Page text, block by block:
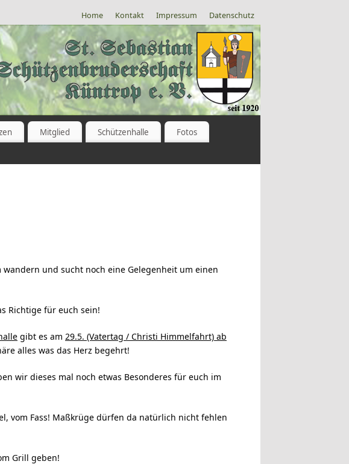
Home Kontakt Impressum Datenschutz
Mitglied Schützenhalle
Fotos
und sucht noch eine Gelegenheit um einen
Richtige für euch sein!
gibt es am 29.5. (Vatertag / Christi Himmelfahrt) ab
alles was das Herz begehrt!
wir dieses mal noch etwas Besonderes für euch im
vom Fass! Maßkrüge dürfen da natürlich nicht fehlen
Grill geben!